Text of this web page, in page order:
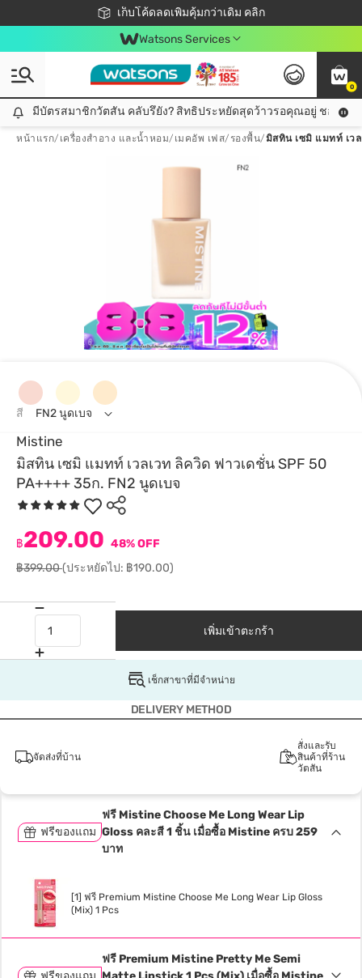
เก็บโค้ดลดเพิ่มคุ้มกว่าเดิม คลิก
ชอปออนไลน์ครั้งแรก ลดเพิ่มจุก ๆ 10%! 🎉
📦ส่งฟรี! เมื่อชอป 499฿
สมาชิกวัตสัน คลับดียังไง?
Watsons Services
0
มีบัตรสมาชิกวัตสัน คลับรึยัง? สิทธิประหยัดสุดว้าวรอคุณอยู่ ชอปคุ้มกว่าเดิม คลิก!
มีบัตรสมาชิกวัตสัน คลับรึยัง? สิทธิประหยัดสุดว้าวรอคุณอยู่ ชอปคุ้มก
หน้าแรก/ เครื่องสำอาง และน้ำหอม/ เมคอัพ เฟส/ รองพื้น/มิสทิน เซมิ แมทท์ เว
Mistine
มิสทิน เซมิ แมทท์ เวลเวท ลิควิด ฟาวเดชั่น SPF 50
PA++++ 35ก. FN2 นูดเบจ
฿209.00 48% OFF
฿399.00(ประหยัดไป: ฿190.00)
สี FN2 นูดเบจ
เพิ่มเข้าตะกร้า
เช็กสาขาที่มีจำหน่าย
DELIVERY METHOD
จัดส่งที่บ้าน
สั่งและรับ
สินค้าที่ร้าน
วัตสัน
ฟรีของแถม
ฟรี Mistine Choose Me Long Wear Lip
Gloss คละสี 1 ชิ้น เมื่อซื้อ Mistine ครบ 259
บาท
[1] ฟรี Premium Mistine Choose Me Long Wear Lip Gloss
(Mix) 1 Pcs
ฟรี Premium Mistine Pretty Me Semi